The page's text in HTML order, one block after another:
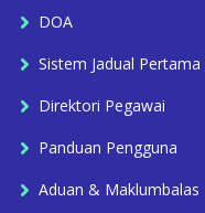
DOA
Sistem Jadual Pertama
Direktori Pegawai
Panduan Pengguna
Aduan & Maklumbalas